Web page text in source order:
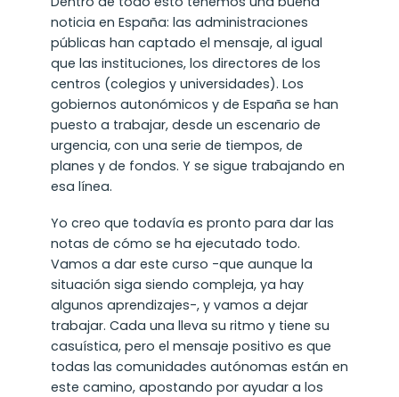
noticia en España: las administraciones
públicas han captado el mensaje, al igual
que las instituciones, los directores de los
centros (colegios y universidades). Los
gobiernos autonómicos y de España se han
puesto a trabajar, desde un escenario de
urgencia, con una serie de tiempos, de
planes y de fondos. Y se sigue trabajando en
esa línea.
Yo creo que todavía es pronto para dar las
notas de cómo se ha ejecutado todo.
Vamos a dar este curso -que aunque la
situación siga siendo compleja, ya hay
algunos aprendizajes-, y vamos a dejar
trabajar. Cada una lleva su ritmo y tiene su
casuística, pero el mensaje positivo es que
todas las comunidades autónomas están en
este camino, apostando por ayudar a los